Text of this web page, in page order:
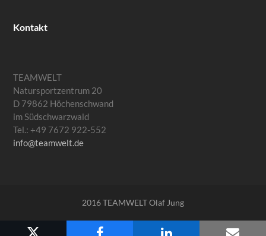
Kontakt
TEAMWELT
Natursportzentrum 20
D 79862 Höchenschwand
im Südschwarzwald
Tel.: +49 7672 922-552
info@teamwelt.de
2016 TEAMWELT Olaf Jung